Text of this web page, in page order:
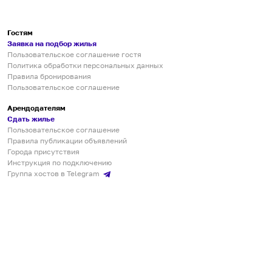
Гостям
Заявка на подбор жилья
Пользовательское соглашение гостя
Политика обработки персональных данных
Правила бронирования
Пользовательское соглашение
Арендодателям
Сдать жилье
Пользовательское соглашение
Правила публикации объявлений
Города присутствия
Инструкция по подключению
Группа хостов в Telegram